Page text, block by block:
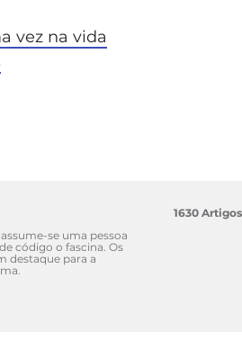
vez na vida
se uma pessoa
código o fascina. Os
destaque para a
1630 Artigos